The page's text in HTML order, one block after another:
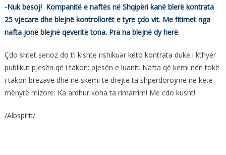
-Nuk besoj! Kompanitë e naftës në Shqipëri kanë blerë kontrata
25 vjecare dhe blejnë kontrollorët e tyre çdo vit. Me fitimet nga
nafta jonë blejnë qeveritë tona. Pra na blejnë dy herë.
Çdo shtet serioz do t’i kishte rishikuar këto kontrata duke i kthyer
publikut pjesën që i takon: pjesën e luanit. Nafta që kemi nën tokë
i takon brezave dhe ne skemi të drejtë ta shpërdorojmë në këtë
mënyrë mizore. Ka ardhur koha ta rimarrim! Me cdo kusht!
/Albspirit/